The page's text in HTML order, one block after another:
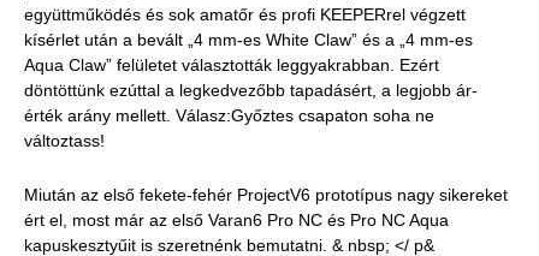
együttműködés és sok amatőr és profi KEEPERrel végzett
kísérlet után a bevált „4 mm-es White Claw” és a „4 mm-es
Aqua Claw” felületet választották leggyakrabban. Ezért
döntöttünk ezúttal a legkedvezőbb tapadásért, a legjobb ár-
érték arány mellett. Válasz:Győztes csapaton soha ne
változtass!
Miután az első fekete-fehér ProjectV6 prototípus nagy sikereket
ért el, most már az első Varan6 Pro NC és Pro NC Aqua
kapuskesztyűit is szeretnénk bemutatni. & nbsp; </ p&